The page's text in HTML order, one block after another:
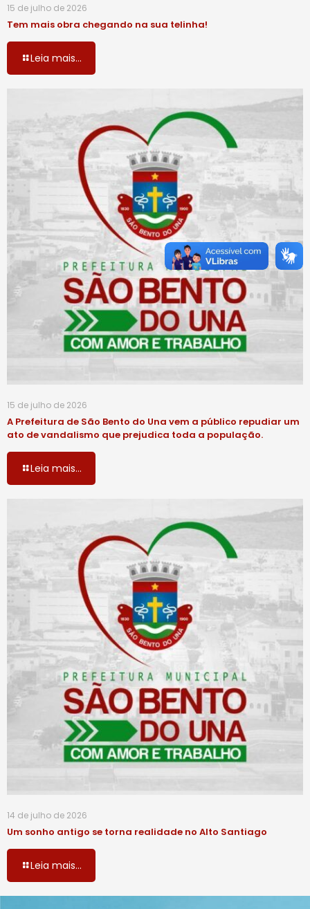
15 de julho de 2026
Tem mais obra chegando na sua telinha!
Leia mais...
15 de julho de 2026
A Prefeitura de São Bento do Una vem a público repudiar um
ato de vandalismo que prejudica toda a população.
Leia mais...
14 de julho de 2026
Um sonho antigo se torna realidade no Alto Santiago
Leia mais...